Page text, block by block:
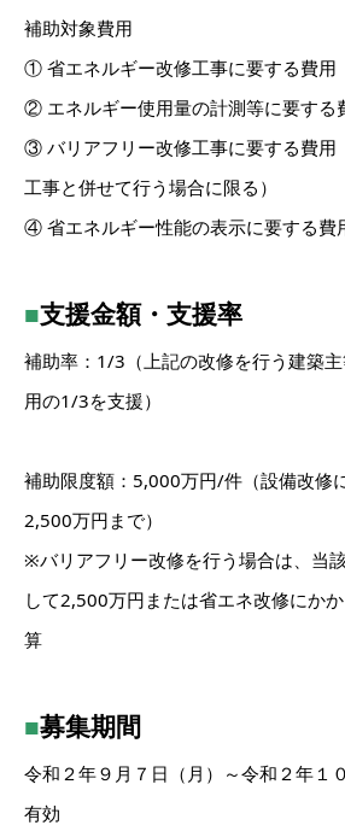
補助対象費用
① 省エネルギー改修工事に要する費用
② エネルギー使用量の計測等に要する
③ バリアフリー改修工事に要する費用
工事と併せて行う場合に限る）
④ 省エネルギー性能の表示に要する費
■支援金額・支援率
補助率：1/3（上記の改修を行う建築
用の1/3を支援）
補助限度額：5,000万円/件（設備改修
2,500万円まで）
※バリアフリー改修を行う場合は、当
して2,500万円または省エネ改修にか
算
■募集期間
令和２年９月７日（月）～令和２年
有効